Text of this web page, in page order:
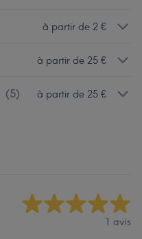
à partir de 2 €
à partir de 25 €
(5) à partir de 25 €
1 avis